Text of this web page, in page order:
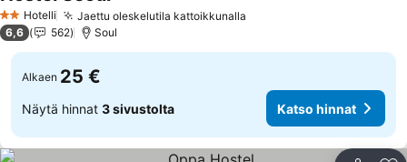
2 Tähtiluokitus
Hotelli Jaettu oleskelutila kattoikkunalla
6,6 562 Soul
Alkaen 25 €
Näytä hinnat 3 sivustolta Katso hinnat